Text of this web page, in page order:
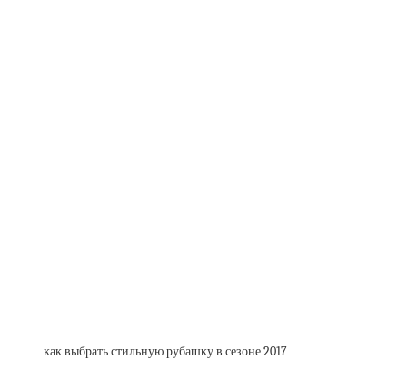
как выбрать стильную рубашку в сезоне 2017